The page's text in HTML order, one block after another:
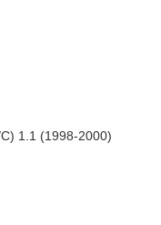
1.1 (1998-2000)